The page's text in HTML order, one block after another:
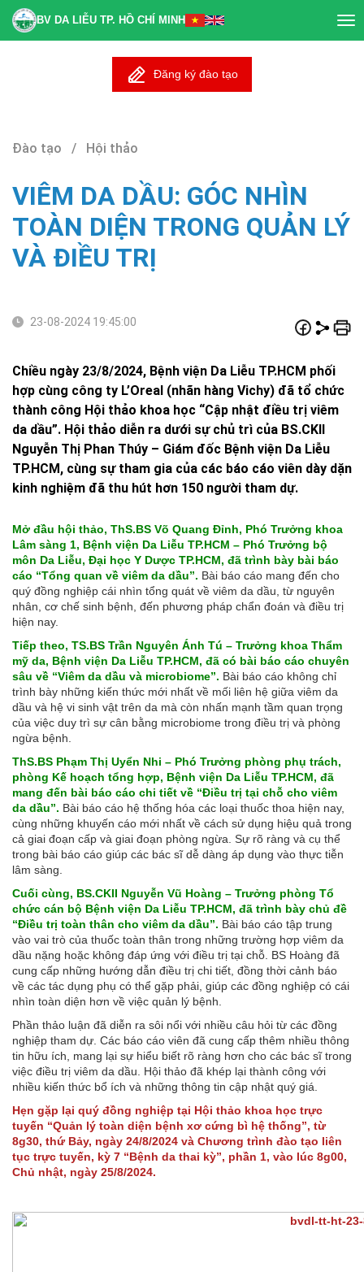
BV DA LIỄU TP. HỒ CHÍ MINH
Đăng ký đào tạo
Đào tạo / Hội thảo
VIÊM DA DẦU: GÓC NHÌN
TOÀN DIỆN TRONG QUẢN LÝ
VÀ ĐIỀU TRỊ
23-08-2024 19:45:00
Chiều ngày 23/8/2024, Bệnh viện Da Liễu TP.HCM phối
hợp cùng công ty L’Oreal (nhãn hàng Vichy) đã tổ chức
thành công Hội thảo khoa học “Cập nhật điều trị viêm
da dầu”. Hội thảo diễn ra dưới sự chủ trì của BS.CKII
Nguyễn Thị Phan Thúy – Giám đốc Bệnh viện Da Liễu
TP.HCM, cùng sự tham gia của các báo cáo viên dày dặn
kinh nghiệm đã thu hút hơn 150 người tham dự.
Mở đầu hội thảo, ThS.BS Võ Quang Đỉnh, Phó Trưởng khoa
Lâm sàng 1, Bệnh viện Da Liễu TP.HCM – Phó Trưởng bộ
môn Da Liễu, Đại học Y Dược TP.HCM, đã trình bày bài báo
cáo “Tổng quan về viêm da dầu”. Bài báo cáo mang đến cho
quý đồng nghiệp cái nhìn tổng quát về viêm da dầu, từ nguyên
nhân, cơ chế sinh bệnh, đến phương pháp chẩn đoán và điều trị
hiện nay.
Tiếp theo, TS.BS Trần Nguyên Ánh Tú – Trưởng khoa Thẩm
mỹ da, Bệnh viện Da Liễu TP.HCM, đã có bài báo cáo chuyên
sâu về “Viêm da dầu và microbiome”. Bài báo cáo không chỉ
trình bày những kiến thức mới nhất về mối liên hệ giữa viêm da
dầu và hệ vi sinh vật trên da mà còn nhấn mạnh tầm quan trọng
của việc duy trì sự cân bằng microbiome trong điều trị và phòng
ngừa bệnh.
ThS.BS Phạm Thị Uyển Nhi – Phó Trưởng phòng phụ trách,
phòng Kế hoạch tổng hợp, Bệnh viện Da Liễu TP.HCM, đã
mang đến bài báo cáo chi tiết về “Điều trị tại chỗ cho viêm
da dầu”. Bài báo cáo hệ thống hóa các loại thuốc thoa hiện nay,
cùng những khuyến cáo mới nhất về cách sử dụng hiệu quả trong
cả giai đoạn cấp và giai đoạn phòng ngừa. Sự rõ ràng và cụ thể
trong bài báo cáo giúp các bác sĩ dễ dàng áp dụng vào thực tiễn
lâm sàng.
Cuối cùng, BS.CKII Nguyễn Vũ Hoàng – Trưởng phòng Tổ
chức cán bộ Bệnh viện Da Liễu TP.HCM, đã trình bày chủ đề
“Điều trị toàn thân cho viêm da dầu”. Bài báo cáo tập trung
vào vai trò của thuốc toàn thân trong những trường hợp viêm da
dầu nặng hoặc không đáp ứng với điều trị tại chỗ. BS Hoàng đã
cung cấp những hướng dẫn điều trị chi tiết, đồng thời cảnh báo
về các tác dụng phụ có thể gặp phải, giúp các đồng nghiệp có cái
nhìn toàn diện hơn về việc quản lý bệnh.
Phần thảo luận đã diễn ra sôi nổi với nhiều câu hỏi từ các đồng
nghiệp tham dự. Các báo cáo viên đã cung cấp thêm nhiều thông
tin hữu ích, mang lại sự hiểu biết rõ ràng hơn cho các bác sĩ trong
việc điều trị viêm da dầu. Hội thảo đã khép lại thành công với
nhiều kiến thức bổ ích và những thông tin cập nhật quý giá.
Hẹn gặp lại quý đồng nghiệp tại Hội thảo khoa học trực
tuyến “Quản lý toàn diện bệnh xơ cứng bì hệ thống”, từ
8g30, thứ Bảy, ngày 24/8/2024 và Chương trình đào tạo liên
tục trực tuyến, kỳ 7 “Bệnh da thai kỳ”, phần 1, vào lúc 8g00,
Chủ nhật, ngày 25/8/2024.